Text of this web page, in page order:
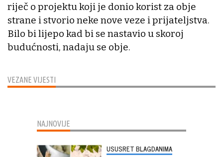
VEZANE VIJESTI
riječ o projektu koji je donio korist za obje
strane i stvorio neke nove veze i prijateljstva.
Bilo bi lijepo kad bi se nastavio u skoroj
budućnosti, nadaju se obje.
NAJNOVIJE
USUSRET BLAGDANIMA